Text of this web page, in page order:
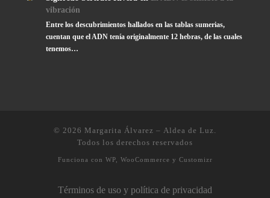
vibración
Entre los descubrimientos hallados en las tablas sumerias,
cuentan que el ADN tenía originalmente 12 hebras, de las cuales
tenemos…
© 2026 Margarita Álvarez – Aldea de Luz.
Todos los derechos reservados
Funciona con WP, WooCommerce y Customizr
Términos de uso y política de privacidad